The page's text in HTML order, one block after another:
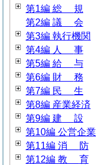
第1編 総 規
第2編 議 会
第3編 執行機関
第4編 人 事
第5編 給 与
第6編 財 務
第7編 民 生
第8編 産業経済
第9編 建 設
第10編 公営企業
第11編 消
防
第12編 教 育